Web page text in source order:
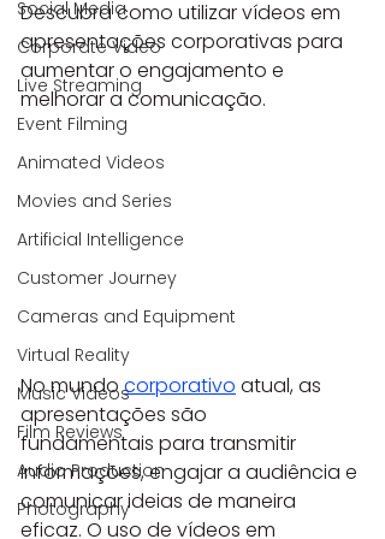
Social Media
Corporate Video
Live Streaming
Event Filming
Animated Videos
Movies and Series
Artificial Intelligence
Customer Journey
Cameras and Equipment
Virtual Reality
Music Videos
Film Reviews
Audio Production
Photography
Descubra como utilizar vídeos em
apresentações corporativas para
aumentar o engajamento e
melhorar a comunicação.
No mundo corporativo atual, as
apresentações são
fundamentais para transmitir
informações, engajar a audiência e
comunicar ideias de maneira
eficaz. O uso de vídeos em